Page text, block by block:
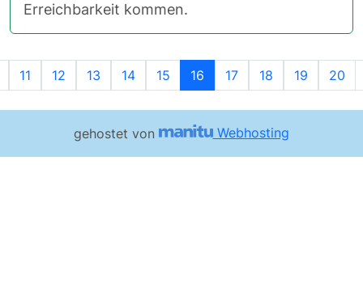
Erreichbarkeit kommen.
11 12 13 14 15 16 17 18 19 20
gehostet von Webhosting